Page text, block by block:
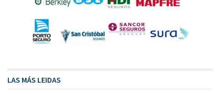
LAS MÁS LEIDAS